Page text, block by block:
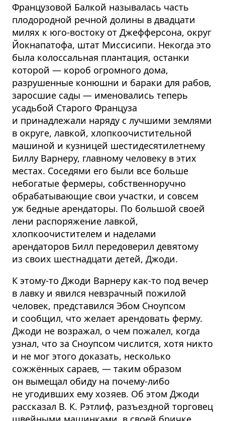
Французовой Балкой называлась часть
плодородной речной долины в двадцати
милях к юго-востоку от Джефферсона, округ
Йокнапатофа, штат Миссисипи. Некогда это
была колоссальная плантация, останки
которой — короб огромного дома,
разрушенные конюшни и бараки для рабов,
заросшие сады — именовались теперь
усадьбой Старого Француза
и принадлежали наряду с лучшими землями
в округе, лавкой, хлопкоочистительной
машиной и кузницей шестидесятилетнему
Биллу Варнеру, главному человеку в этих
местах. Соседями его были все больше
небогатые фермеры, собственноручно
обрабатывающие свои участки, и совсем
уж бедные арендаторы. По большой своей
лени распоряжение лавкой,
хлопкоочистителем и наделами
арендаторов Билл передоверил девятому
из своих шестнадцати детей, Джоди.
К этому-то Джоди Варнеру как-то под вечер
в лавку и явился невзрачный пожилой
человек, представился Эбом Сноупсом
и сообщил, что желает арендовать ферму.
Джоди не возражал, о чем пожалел, когда
узнал, что за Сноупсом числится, хотя никто
и не мог этого доказать, несколько
сожжённых сараев, — таким образом
он вымещал обиду на почему-либо
не угодивших ему хозяев. Об этом Джоди
рассказал В. К. Рэтлиф, разъездной торговец